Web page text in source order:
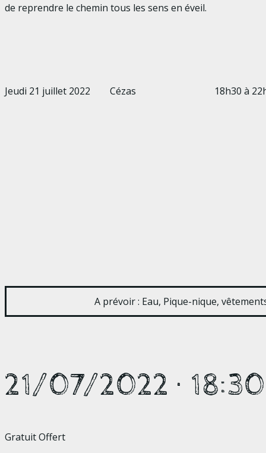
de reprendre le chemin tous les sens en éveil.
Jeudi 21 juillet 2022 Cézas 18h30 à
A prévoir : Eau, Pique-nique,
21/07/2022 · 18:30
GratuitOffert